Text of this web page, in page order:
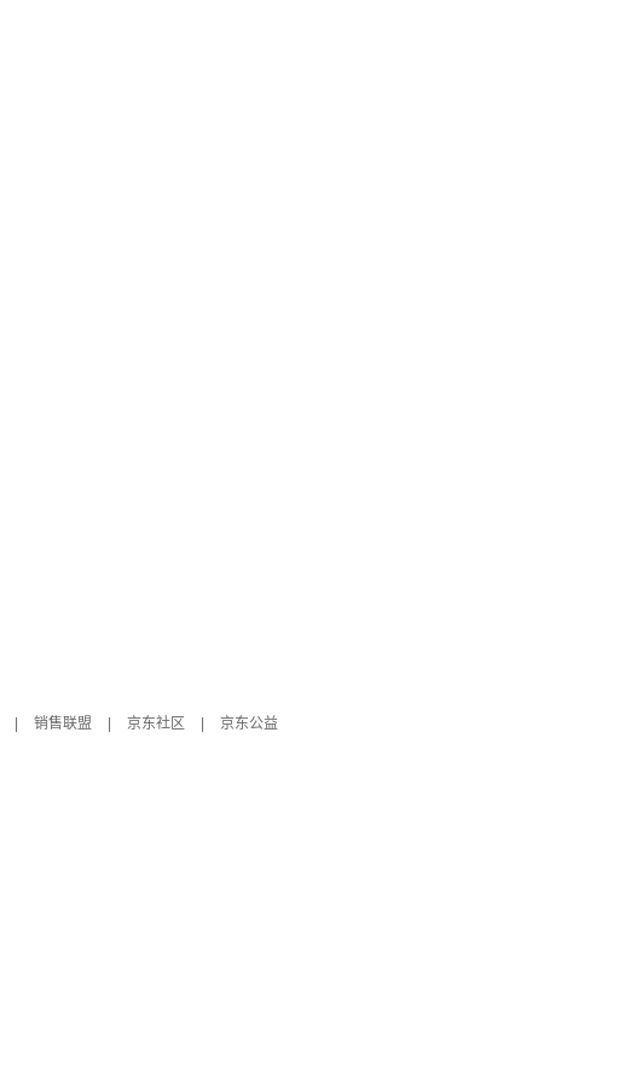
销售联盟 京东社区
京东公益